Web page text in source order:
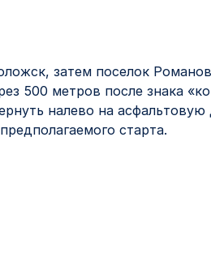
затем поселок
500 метров после знака
налево на асфальтовую
старта.